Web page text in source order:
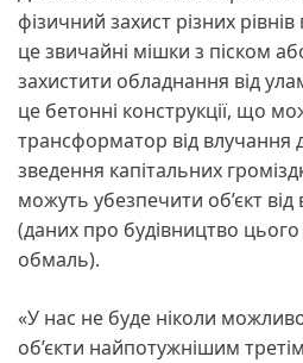
фізичний захист різних
це звичайні мішки з піском
захистити обладнання від
це бетонні конструкції, що
трансформатор від влучання
зведення капітальних
можуть убезпечити об’єкт
(даних про будівництво цього
обмаль).
«У нас не буде ніколи
об’єкти найпотужнішим